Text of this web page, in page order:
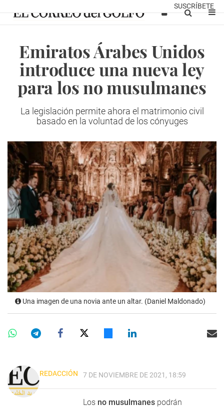
SUSCRÍBETE
Emiratos Árabes Unidos
introduce una nueva ley
para los no musulmanes
La legislación permite ahora el matrimonio civil
basado en la voluntad de los cónyuges
Una imagen de una novia ante un altar. (Daniel Maldonado)
REDACCIÓN 7 DE NOVIEMBRE DE 2021, 18:59
Los no musulmanes podrán